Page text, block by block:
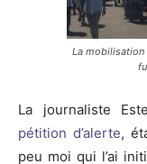
La mobilisation
La journaliste
pétition d’alerte,
peu moi qui l’ai